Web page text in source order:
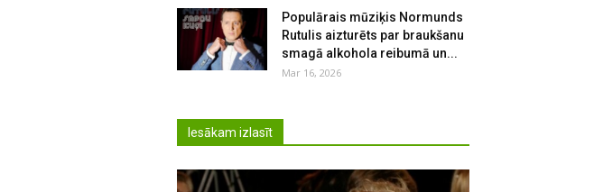
Populārais mūziķis Normunds
Rutulis aizturēts par braukšanu
smagā alkohola reibumā un...
Mar 16, 2026
Iesākam izlasīt